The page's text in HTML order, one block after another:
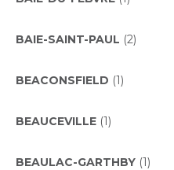
BAIE-SAINT-PAUL (2)
BEACONSFIELD (1)
BEAUCEVILLE (1)
BEAULAC-GARTHBY (1)